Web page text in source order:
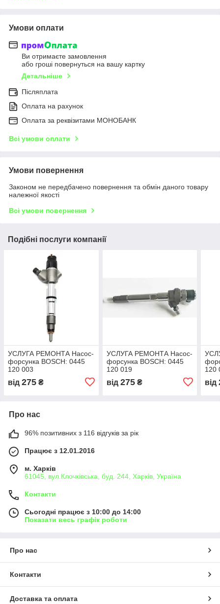
Умови оплати
Ви отримаєте замовлення
або гроші повернуться на вашу картку
Детальніше
Післяплата
Оплата на рахунок
Оплата за реквізитами МОНОБАНК
Всі умови оплати
Умови повернення
Законом не передбачено повернення та обмін даного товару
належної якості
Всі умови повернення
Подібні послуги компанії
УСЛУГА РЕМОНТА Насос-
форсунка BOSCH: 0445
120 003
від 275 ₴
УСЛУГА РЕМОНТА Насос-
форсунка BOSCH: 0445
120 019
від 275₴
120
від
Про нас
96% позитивних з 116 відгуків за рік
Працює з 12.01.2016
м. Харків
61045, вул.Клочківська, буд. 244, Харків, Україна
Контакти
Сьогодні працює з 10:00 до 14:00
Показати весь графік роботи
Про нас
Контакти
Доставка та оплата